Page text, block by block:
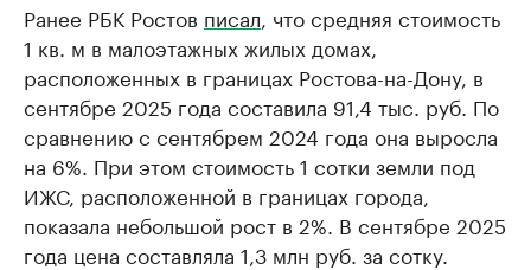
Ранее РБК Ростов писал , что средняя стоимость
1 кв. м в малоэтажных жилых домах,
расположенных в границах Ростова-на-Дону, в
сентябре 2025 года составила 91,4 тыс. руб. По
сравнению с сентябрем 2024 года она выросла
на 6%. При этом стоимость 1 сотки земли под
ИЖС, расположенной в границах города,
показала небольшой рост в 2%. В сентябре 2025
года цена составляла 1,3 млн руб. за сотку.